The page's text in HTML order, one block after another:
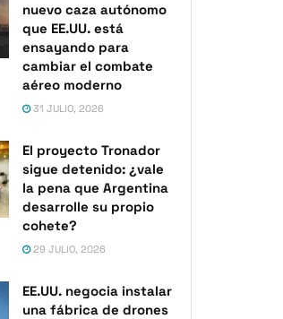
nuevo caza autónomo
que EE.UU. está
ensayando para
cambiar el combate
aéreo moderno
31 JULIO, 2026
El proyecto Tronador
sigue detenido: ¿vale
la pena que Argentina
desarrolle su propio
cohete?
29 JULIO, 2026
EE.UU. negocia instalar
una fábrica de drones